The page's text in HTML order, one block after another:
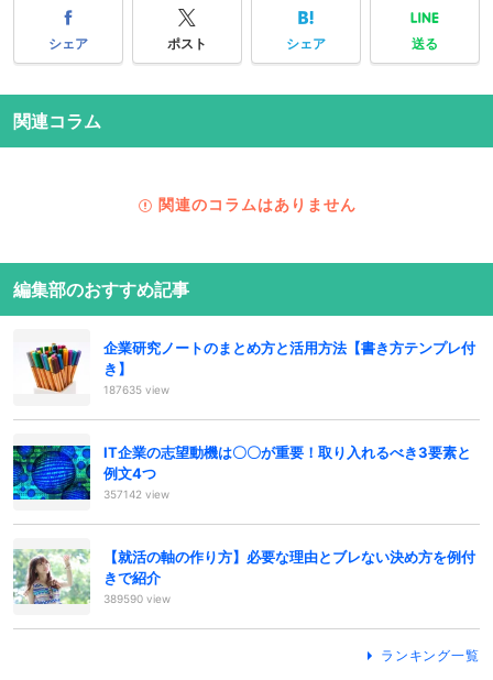
シェア ポスト シェア 送る
関連コラム
関連のコラムはありません
編集部のおすすめ記事
企業研究ノートのまとめ方と活用方法【書き方テンプレ付
き】
187635 view
IT企業の志望動機は〇〇が重要！取り入れるべき3要素と
例文4つ
357142 view
【就活の軸の作り方】必要な理由とブレない決め方を例付
きで紹介
389590 view
ランキング一覧